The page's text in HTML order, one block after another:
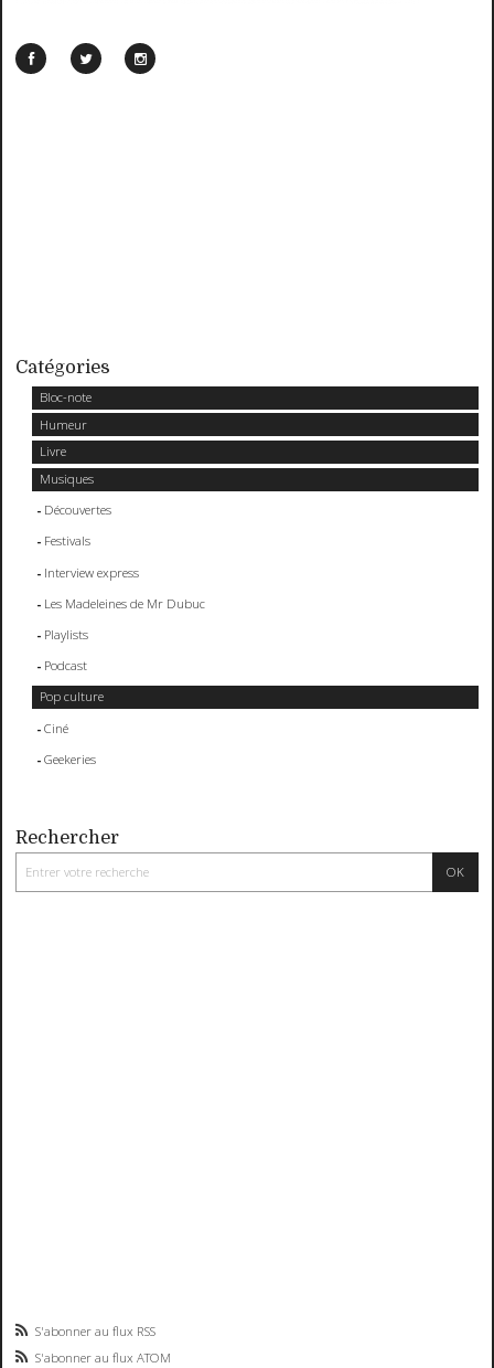
Catégories
Bloc-note
Humeur
Livre
Musiques
Découvertes
Festivals
Interview express
Les Madeleines de Mr Dubuc
Playlists
Podcast
Pop culture
Ciné
Geekeries
Rechercher
S'abonner au flux RSS
S'abonner au flux ATOM